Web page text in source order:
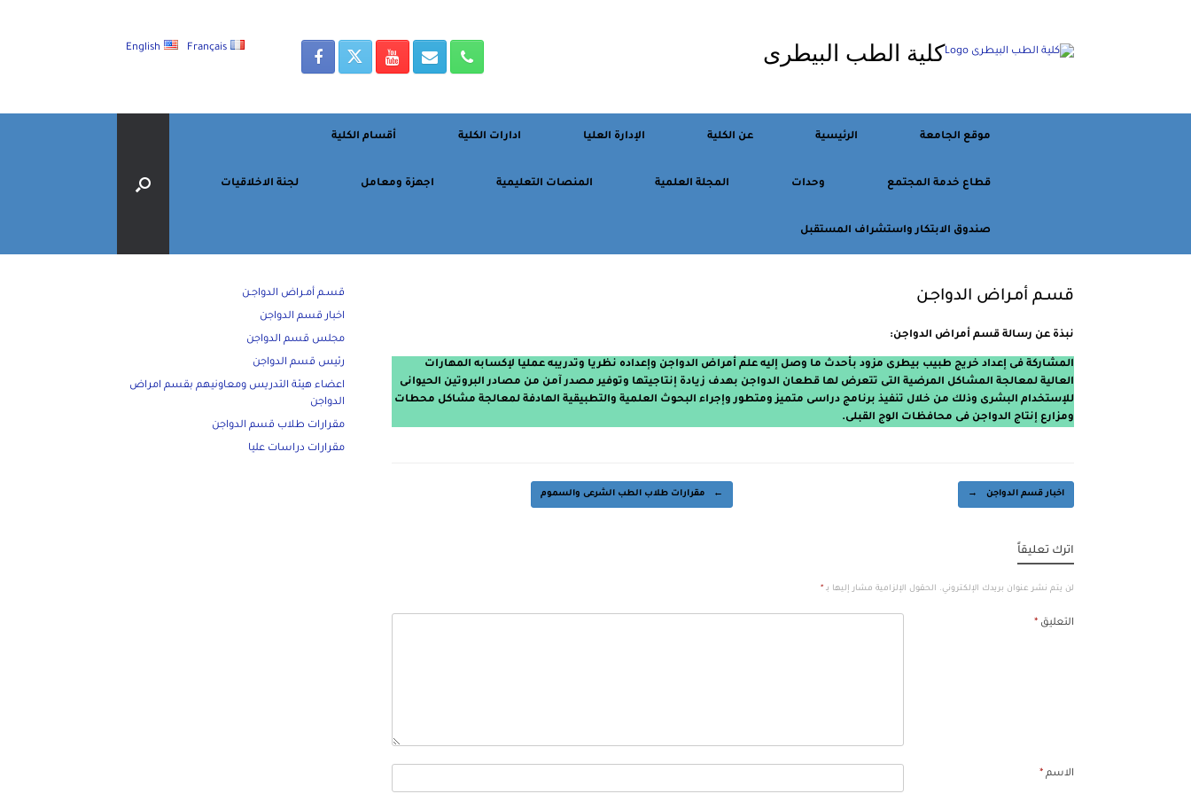
كلية الطب البيطرى English Français
موقع الجامعة الرئيسية عن الكلية الإدارة العليا ادارات الكلية أقسام الكلية
قطاع خدمة المجتمع وحدات المجلة العلمية المنصات التعليمية اجهزة ومعامل لجنة الاخلاقيات
صندوق الابتكار واستشراف المستقبل
قسـم أمـراض الدواجـن
نبذة عن رسالة قسم أمراض الدواجن:
المشاركة فى إعداد خريج طبيب بيطرى مزود بأحدث ما وصل إليه علم أمراض الدواجن وإعداده نظريا وتدريبه عمليا لإكسابه المهارات
العالية لمعالجة المشاكل المرضية التى تتعرض لها قطعان الدواجن بهدف زيادة إنتاجيتها وتوفير مصدر آمن من مصادر البروتين الحيوانى
للإستخدام البشرى وذلك من خلال تنفيذ برنامج دراسى متميز ومتطور وإجراء البحوث العلمية والتطبيقية الهادفة لمعالجة مشاكل محطات
ومزارع إنتاج الدواجن فى محافظات الوج القبلى.
Post navigation
← مقرارات طلاب الطب الشرعى والسموم اخبار قسم الدواجن →
اترك تعليقاً
لن يتم نشر عنوان بريدك الإلكتروني. الحقول الإلزامية مشار إليها بـ *
التعليق *
الاسم *
قسـم أمـراض الدواجـن
اخبار قسم الدواجن
مجلس قسم الدواجن
رئيس قسم الدواجن
اعضاء هيئة التدريس ومعاونيهم بقسم امراض
الدواجن
مقرارات طلاب قسم الدواجن
مقرارات دراسات عليا